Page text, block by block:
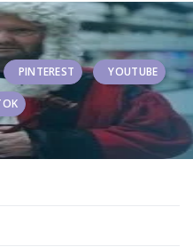
PINTEREST YOUTUBE